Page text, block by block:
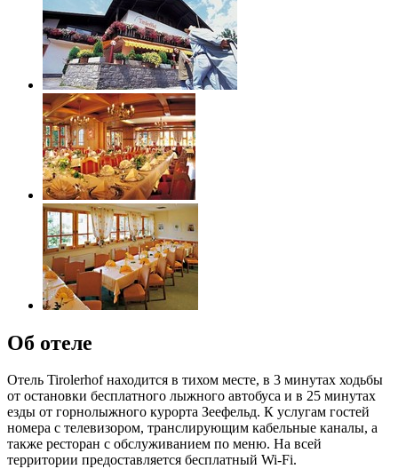
Об отеле
Отель Tirolerhof находится в тихом месте, в 3 минутах ходьбы
от остановки бесплатного лыжного автобуса и в 25 минутах
езды от горнолыжного курорта Зеефельд. К услугам гостей
номера с телевизором, транслирующим кабельные каналы, а
также ресторан с обслуживанием по меню. На всей
территории предоставляется бесплатный Wi-Fi.